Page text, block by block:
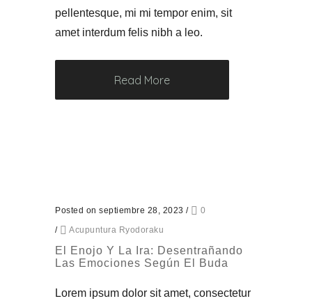
pellentesque, mi mi tempor enim, sit
amet interdum felis nibh a leo.
Read More
Posted on septiembre 28, 2023 /
0
/
Acupuntura Ryodoraku
El Enojo Y La Ira: Desentrañando
Las Emociones Según El Buda
Lorem ipsum dolor sit amet, consectetur